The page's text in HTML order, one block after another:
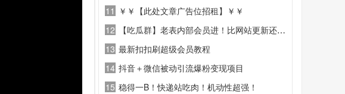
11 ￥￥【此处文章广告位招租】￥￥
12
【吃瓜群】老表内部会员进！比网站更新还精彩！
13 最新扣扣刷超级会员教程
14 抖音＋微信被动引流爆粉变现项目
15 稳得一B！快递站吃肉！机动性超强！